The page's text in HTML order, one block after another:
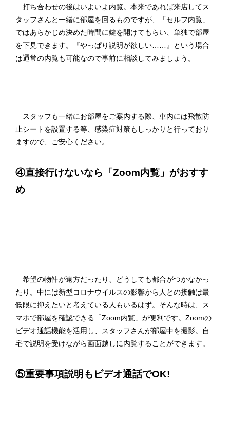
打ち合わせの後はいよいよ内覧。本来であれば来店してス
タッフさんと一緒に部屋を回るものですが、「セルフ内覧」
ではあらかじめ決めた時間に鍵を開けてもらい、単独で部屋
を下見できます。『やっぱり説明が欲しい……』という場合
は通常の内覧も可能なので事前に相談してみましょう。
スタッフも一緒にお部屋をご案内する際、車内には飛散防
止シートを設置する等、感染症対策もしっかりと行っており
ますので、ご安心ください。
④直接行けないなら「Zoom内覧」がおすす
め
希望の物件が遠方だったり、どうしても都合がつかなかっ
たり。中には新型コロナウイルスの影響から人との接触は最
低限に抑えたいと考えている人もいるはず。そんな時は、ス
マホで部屋を確認できる「Zoom内覧」が便利です。Zoomの
ビデオ通話機能を活用し、スタッフさんが部屋中を撮影。自
宅で説明を受けながら画面越しに内覧することができます。
⑤重要事項説明もビデオ通話でOK!